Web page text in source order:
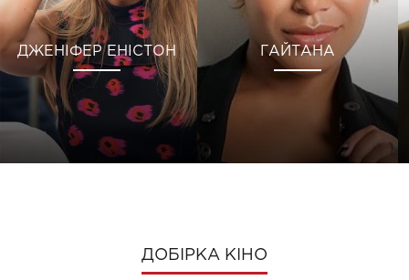
ДЖЕНІФЕР ЕНІСТОН ГАЙТАНА
ДОБІРКА КІНО